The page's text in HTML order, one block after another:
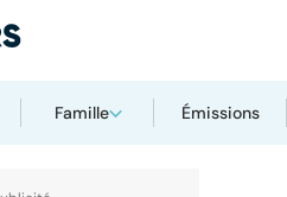
Famille Émissions